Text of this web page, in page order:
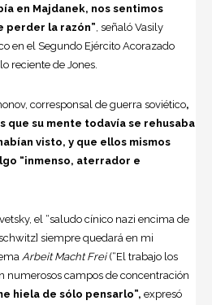
en Majdanek, nos sentimos
perder la razón” , señaló Vasily
en el Segundo Ejército Acorazado
reciente de Jones.
corresponsal de guerra soviético,
que su mente todavía se rehusaba
visto, y que ellos mismos
“inmenso, aterrador e
el “saludo cínico nazi encima de
siempre quedará en mi
Arbeit Macht Frei(“El trabajo los
numerosos campos de concentración
hiela de sólo pensarlo”, expresó